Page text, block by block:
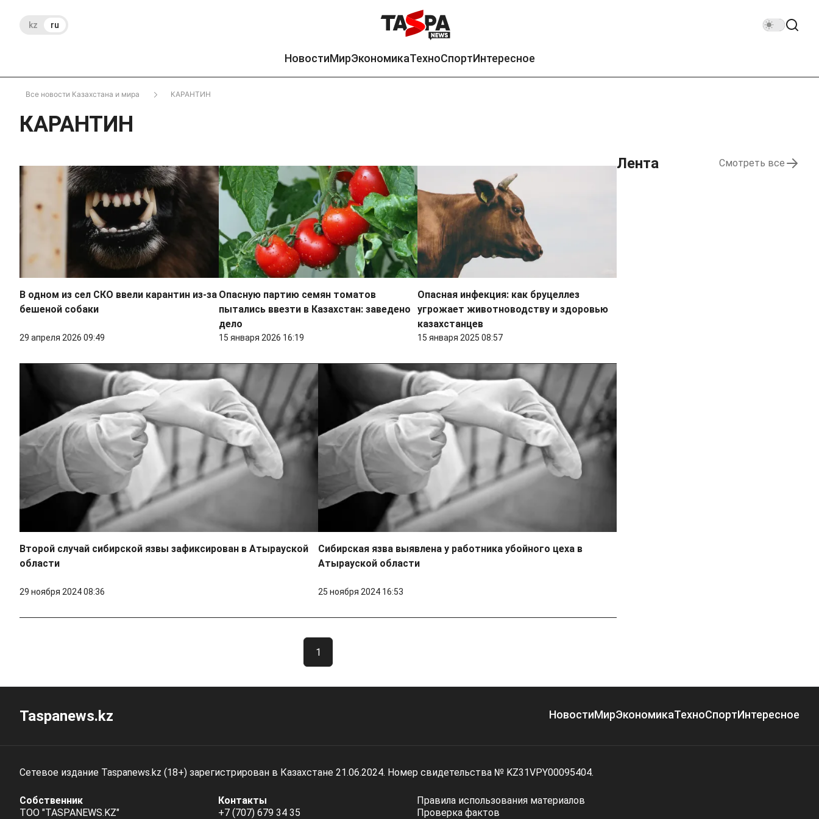
kz ru
НовостиМирЭкономикаТехноСпортИнтересное
Все новости Казахстана и мира КАРАНТИН
КАРАНТИН
В одном из сел СКО ввели карантин из-за
бешеной собаки
29 апреля 2026 09:49
Опасную партию семян томатов
пытались ввезти в Казахстан: заведено
дело
15 января 2026 16:19
Опасная инфекция: как бруцеллез
угрожает животноводству и здоровью
казахстанцев
15 января 2025 08:57
Второй случай сибирской язвы зафиксирован в Атырауской
области
29 ноября 2024 08:36
Сибирская язва выявлена у работника убойного цеха в
Атырауской области
25 ноября 2024 16:53
1
Лента Смотреть все
Taspanews.kz НовостиМирЭкономикаТехноСпортИнтересное
Сетевое издание Taspanews.kz (18+) зарегистрирован в Казахстане 21.06.2024. Номер свидетельства № KZ31VPY00095404.
Собственник
ТОО "TASPANEWS.KZ"
Контакты
+7 (707) 679 34 35
Правила использования материалов
Проверка фактов